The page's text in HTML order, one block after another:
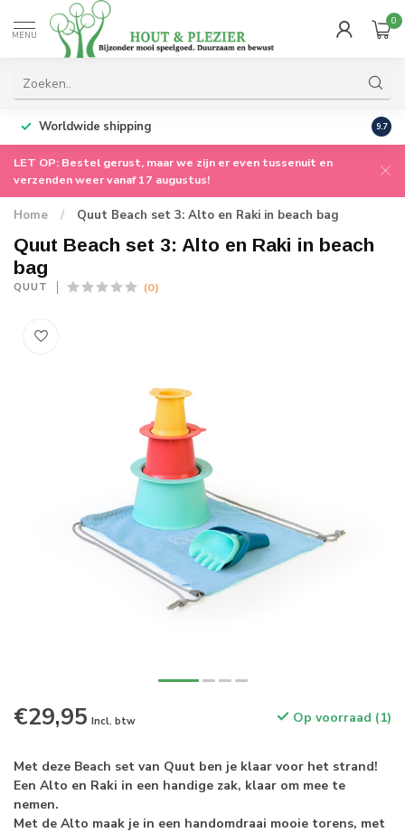
MENU
0
Worldwide shipping 9.7
LET OP: Bestel gerust, maar we zijn er even tussenuit en
verzenden weer vanaf 17 augustus!
Home / Quut Beach set 3: Alto en Raki in beach bag
Quut Beach set 3: Alto en Raki in beach
bag
QUUT (0)
€29,95 Incl. btw Op voorraad (1)
Met deze Beach set van Quut ben je klaar voor het strand!
Een Alto en Raki in een handige zak, klaar om mee te
nemen.
Met de Alto maak je in een handomdraai mooie torens, met